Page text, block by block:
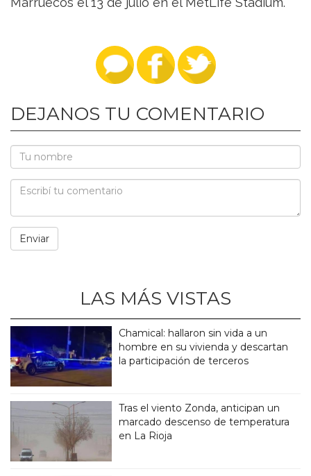
DEJANOS TU COMENTARIO
LAS MÁS VISTAS
Chamical: hallaron sin vida a un
hombre en su vivienda y descartan
la participación de terceros
Tras el viento Zonda, anticipan un
marcado descenso de temperatura
en La Rioja